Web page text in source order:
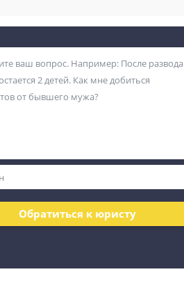
Обратиться к юристу